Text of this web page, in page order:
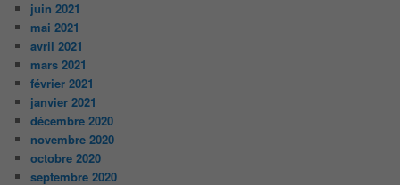
juin 2021
mai 2021
avril 2021
mars 2021
février 2021
janvier 2021
décembre 2020
novembre 2020
octobre 2020
septembre 2020